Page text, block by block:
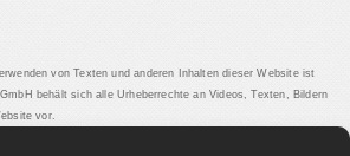
von Texten und anderen Inhalten dieser Website ist
behält sich alle Urheberrechte an Videos, Texten, Bildern
vor.